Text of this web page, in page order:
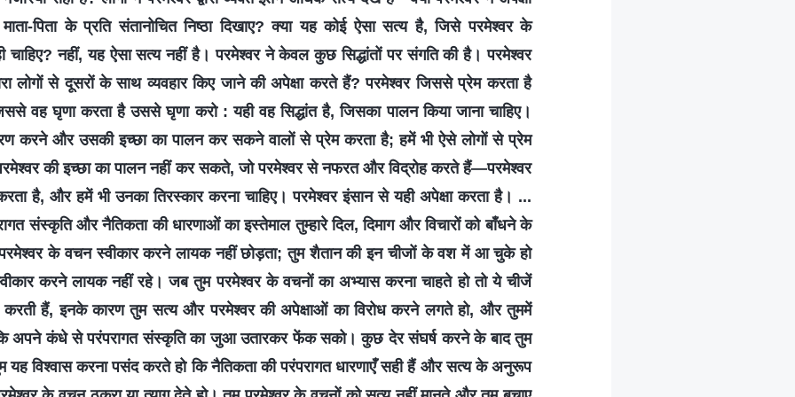
पिता के प्रति संतानोचित निष्ठा दिखाए? क्या यह कोई ऐसा सत्य है, जिसे परमेश्वर के
चाहिए? नहीं, यह ऐसा सत्य नहीं है। परमेश्वर ने केवल कुछ सिद्धांतों पर संगति की है। परमेश्वर
लोगों से दूसरों के साथ व्यवहार किए जाने की अपेक्षा करते हैं? परमेश्वर जिससे प्रेम करता है
वह घृणा करता है उससे घृणा करो : यही वह सिद्धांत है, जिसका पालन किया जाना चाहिए।
करने और उसकी इच्छा का पालन कर सकने वालों से प्रेम करता है; हमें भी ऐसे लोगों से प्रेम
की इच्छा का पालन नहीं कर सकते, जो परमेश्वर से नफरत और विद्रोह करते हैं—परमेश्वर
है, और हमें भी उनका तिरस्कार करना चाहिए। परमेश्वर इंसान से यही अपेक्षा करता है। ...
संस्कृति और नैतिकता की धारणाओं का इस्तेमाल तुम्हारे दिल, दिमाग और विचारों को बाँधने के
के वचन स्वीकार करने लायक नहीं छोड़ता; तुम शैतान की इन चीजों के वश में आ चुके हो
करने लायक नहीं रहे। जब तुम परमेश्वर के वचनों का अभ्यास करना चाहते हो तो ये चीजें
हैं, इनके कारण तुम सत्य और परमेश्वर की अपेक्षाओं का विरोध करने लगते हो, और तुममें
कि अपने कंधे से परंपरागत संस्कृति का जुआ उतारकर फेंक सको। कुछ देर संघर्ष करने के बाद तुम
यह विश्वास करना पसंद करते हो कि नैतिकता की परंपरागत धारणाएँ सही हैं और सत्य के अनुरूप